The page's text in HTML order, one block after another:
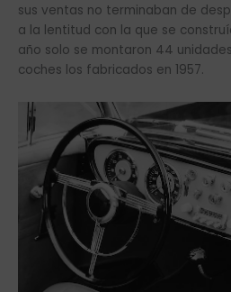
sus ventas no terminaban de
a la lentitud con la que se
año solo se montaron 44
coches los fabricados en 1957.